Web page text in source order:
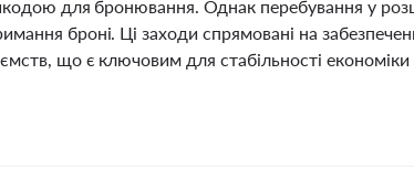
для бронювання. Однак перебування у
броні. Ці заходи спрямовані на
що є ключовим для стабільності